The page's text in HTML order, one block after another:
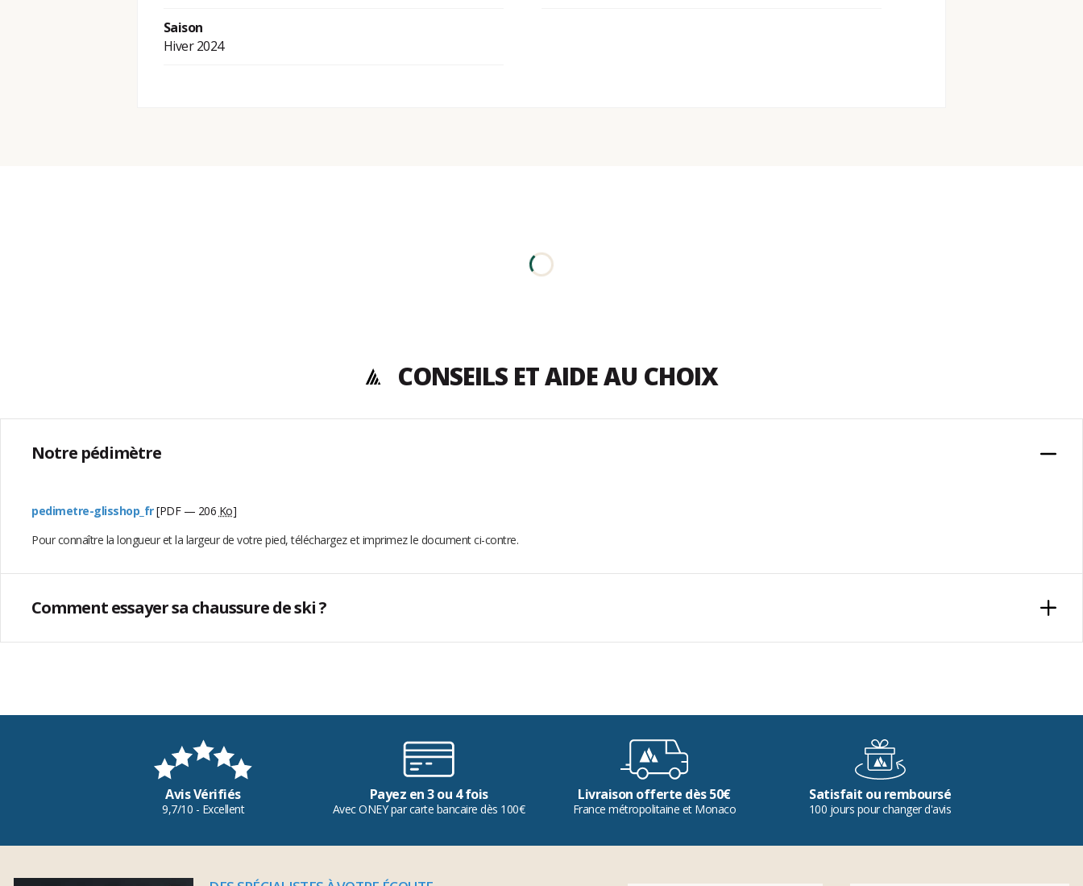
Saison
Hiver 2024
CONSEILS ET AIDE AU CHOIX
Notre pédimètre
pedimetre-glisshop_fr[PDF — 206 Ko]
Pour connaître la longueur et la largeur de votre pied, téléchargez et imprimez le document ci-contre.
Comment essayer sa chaussure de ski ?
Avis Vérifiés
9,7/10 - Excellent
Payez en 3 ou 4 fois
Avec ONEY par carte bancaire dès 100€
Livraison offerte dès 50€
France métropolitaine et Monaco
Satisfait ou remboursé
100 jours pour changer d'avis